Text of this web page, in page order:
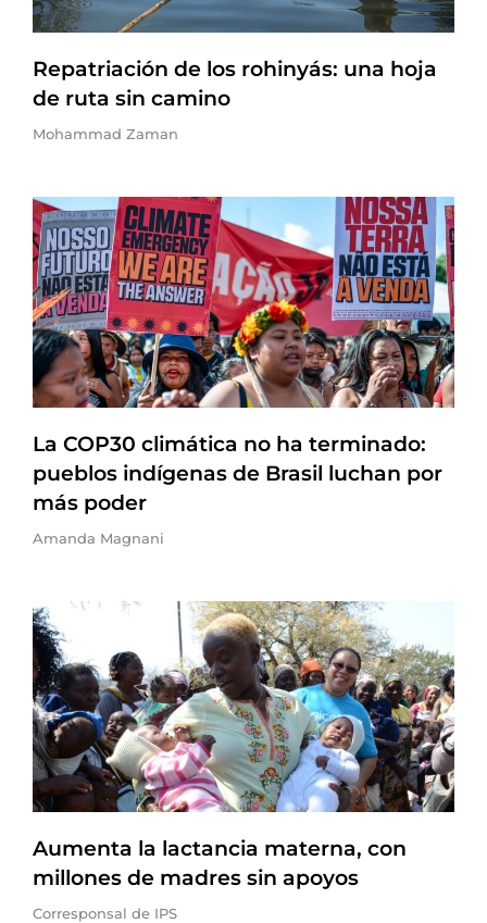
Repatriación de los rohinyás: una hoja
de ruta sin camino
Mohammad Zaman
La COP30 climática no ha terminado:
pueblos indígenas de Brasil luchan por
más poder
Amanda Magnani
Aumenta la lactancia materna, con
millones de madres sin apoyos
Corresponsal de IPS